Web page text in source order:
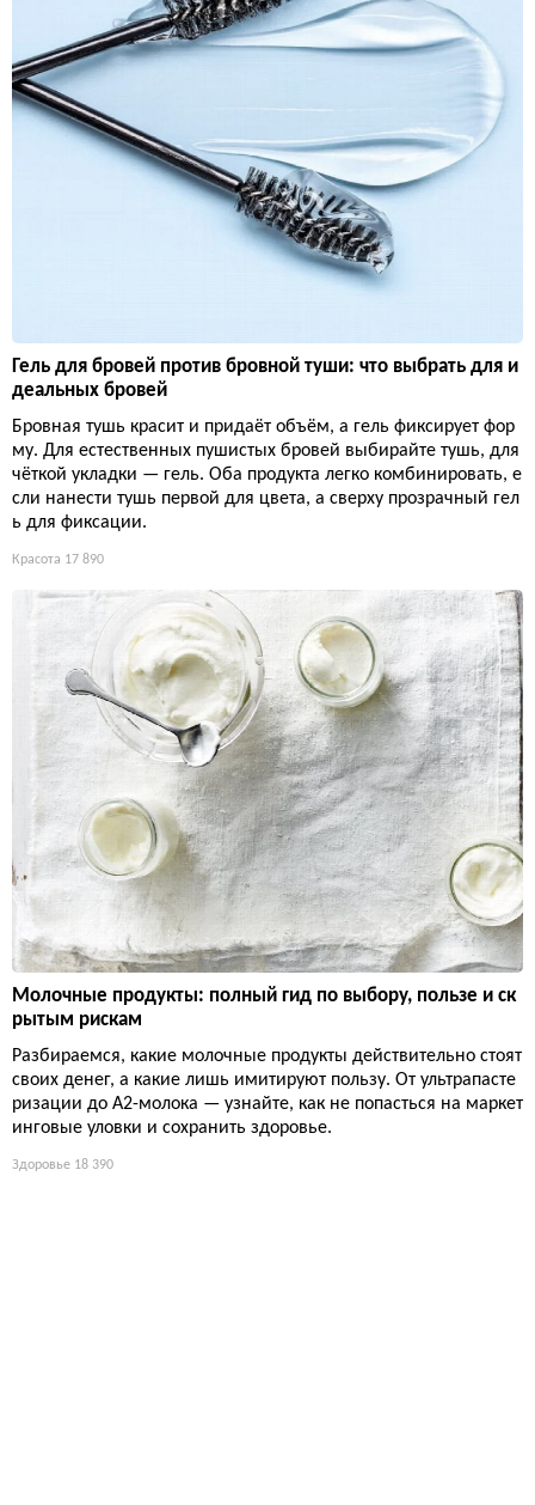
Гель для бровей против бровной туши: что выбрать для и
деальных бровей
Бровная тушь красит и придаёт объём, а гель фиксирует фор
му. Для естественных пушистых бровей выбирайте тушь, для
чёткой укладки — гель. Оба продукта легко комбинировать, е
сли нанести тушь первой для цвета, а сверху прозрачный гел
ь для фиксации.
Красота 17 890
Молочные продукты: полный гид по выбору, пользе и ск
рытым рискам
Разбираемся, какие молочные продукты действительно стоят
своих денег, а какие лишь имитируют пользу. От ультрапасте
ризации до А2-молока — узнайте, как не попасться на маркет
инговые уловки и сохранить здоровье.
Здоровье 18 390